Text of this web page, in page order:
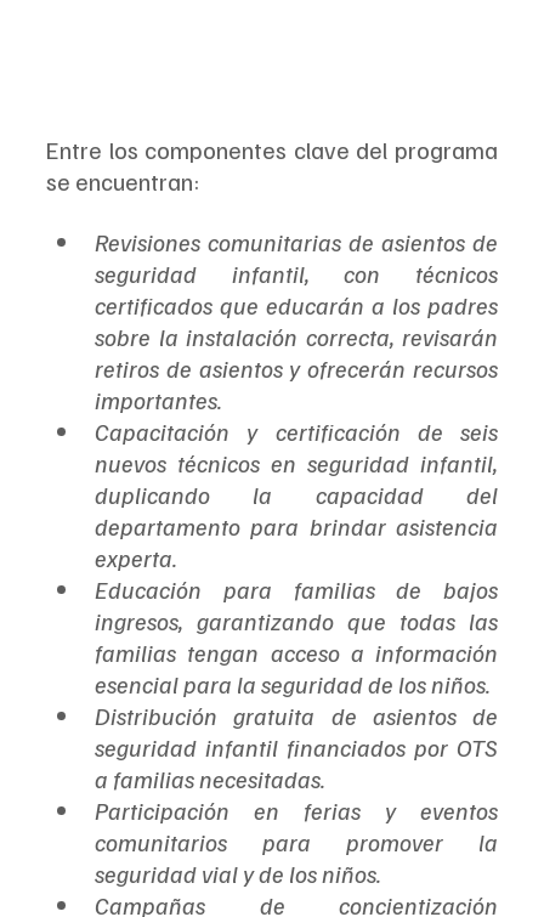
Entre los componentes clave del programa
se encuentran:
Revisiones comunitarias de asientos de
seguridad infantil, con técnicos
certificados que educarán a los padres
sobre la instalación correcta, revisarán
retiros de asientos y ofrecerán recursos
importantes.
Capacitación y certificación de seis
nuevos técnicos en seguridad infantil,
duplicando la capacidad del
departamento para brindar asistencia
experta.
Educación para familias de bajos
ingresos, garantizando que todas las
familias tengan acceso a información
esencial para la seguridad de los niños.
Distribución gratuita de asientos de
seguridad infantil financiados por OTS
a familias necesitadas.
Participación en ferias y eventos
comunitarios para promover la
seguridad vial y de los niños.
Campañas de concientización